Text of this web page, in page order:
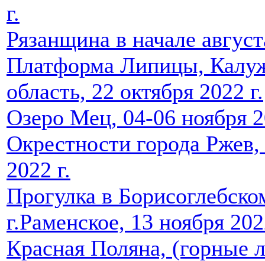
г.
Рязанщина в начале
Платформа Липицы,
область, 22 октября 2022 г.
Озеро Мец, 04-06 ноября
Окрестности города
2022 г.
Прогулка в
г.Раменское, 13 ноября
Красная Поляна, (горные